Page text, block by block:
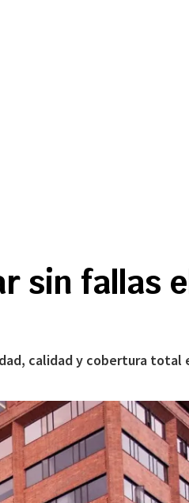
sin fallas
calidad y cobertura